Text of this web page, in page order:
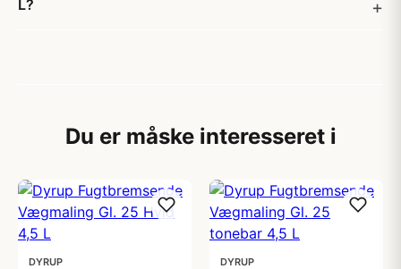
L?
Du er måske interesseret i
DYRUP DYRUP